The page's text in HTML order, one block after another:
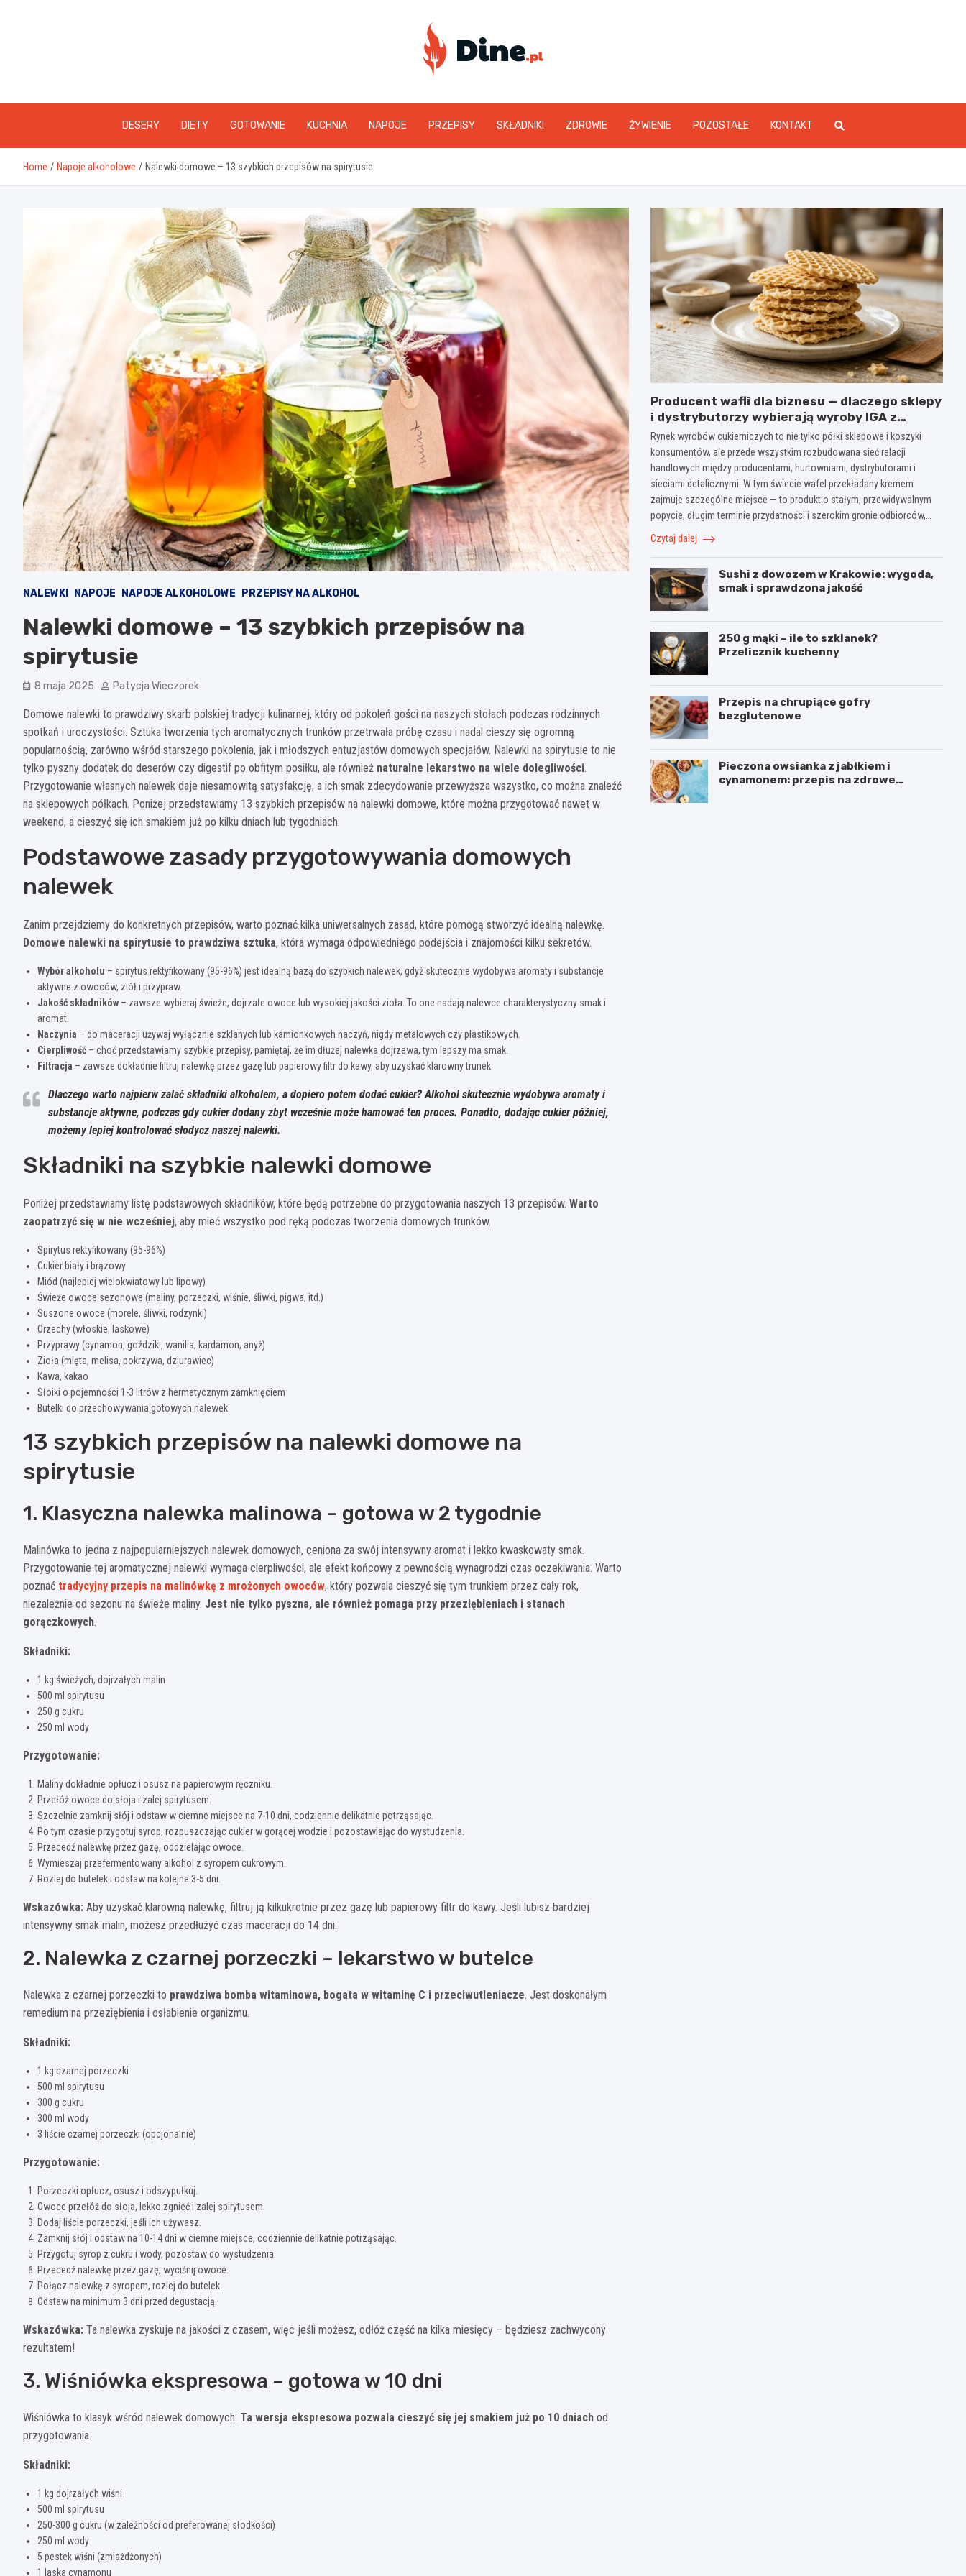
www.dine.pl
DESERY DIETY GOTOWANIE KUCHNIA NAPOJE PRZEPISY SKŁADNIKI ZDROWIE ŻYWIENIE POZOSTAŁE KONTAKT
Home Napoje alkoholowe Nalewki domowe – 13 szybkich przepisów na spirytusie
NALEWKI NAPOJE NAPOJE ALKOHOLOWE PRZEPISY NA ALKOHOL
Nalewki domowe – 13 szybkich przepisów na
spirytusie
8 maja 2025 Patycja Wieczorek
Domowe nalewki to prawdziwy skarb polskiej tradycji kulinarnej, który od pokoleń gości na naszych stołach podczas rodzinnych
spotkań i uroczystości. Sztuka tworzenia tych aromatycznych trunków przetrwała próbę czasu i nadal cieszy się ogromną
popularnością, zarówno wśród starszego pokolenia, jak i młodszych entuzjastów domowych specjałów. Nalewki na spirytusie to nie
tylko pyszny dodatek do deserów czy digestif po obfitym posiłku, ale również naturalne lekarstwo na wiele dolegliwości.
Przygotowanie własnych nalewek daje niesamowitą satysfakcję, a ich smak zdecydowanie przewyższa wszystko, co można znaleźć
na sklepowych półkach. Poniżej przedstawiamy 13 szybkich przepisów na nalewki domowe, które można przygotować nawet w
weekend, a cieszyć się ich smakiem już po kilku dniach lub tygodniach.
Podstawowe zasady przygotowywania domowych
nalewek
Zanim przejdziemy do konkretnych przepisów, warto poznać kilka uniwersalnych zasad, które pomogą stworzyć idealną nalewkę.
Domowe nalewki na spirytusie to prawdziwa sztuka, która wymaga odpowiedniego podejścia i znajomości kilku sekretów.
Wybór alkoholu – spirytus rektyfikowany (95-96%) jest idealną bazą do szybkich nalewek, gdyż skutecznie wydobywa aromaty i substancje
aktywne z owoców, ziół i przypraw.
Jakość składników – zawsze wybieraj świeże, dojrzałe owoce lub wysokiej jakości zioła. To one nadają nalewce charakterystyczny smak i
aromat.
Naczynia – do maceracji używaj wyłącznie szklanych lub kamionkowych naczyń, nigdy metalowych czy plastikowych.
Cierpliwość – choć przedstawiamy szybkie przepisy, pamiętaj, że im dłużej nalewka dojrzewa, tym lepszy ma smak.
Filtracja – zawsze dokładnie filtruj nalewkę przez gazę lub papierowy filtr do kawy, aby uzyskać klarowny trunek.
Dlaczego warto najpierw zalać składniki alkoholem, a dopiero potem dodać cukier? Alkohol skutecznie wydobywa aromaty i
substancje aktywne, podczas gdy cukier dodany zbyt wcześnie może hamować ten proces. Ponadto, dodając cukier później,
możemy lepiej kontrolować słodycz naszej nalewki.
Składniki na szybkie nalewki domowe
Poniżej przedstawiamy listę podstawowych składników, które będą potrzebne do przygotowania naszych 13 przepisów. Warto
zaopatrzyć się w nie wcześniej, aby mieć wszystko pod ręką podczas tworzenia domowych trunków.
Spirytus rektyfikowany (95-96%)
Cukier biały i brązowy
Miód (najlepiej wielokwiatowy lub lipowy)
Świeże owoce sezonowe (maliny, porzeczki, wiśnie, śliwki, pigwa, itd.)
Suszone owoce (morele, śliwki, rodzynki)
Orzechy (włoskie, laskowe)
Przyprawy (cynamon, goździki, wanilia, kardamon, anyż)
Zioła (mięta, melisa, pokrzywa, dziurawiec)
Kawa, kakao
Słoiki o pojemności 1-3 litrów z hermetycznym zamknięciem
Butelki do przechowywania gotowych nalewek
13 szybkich przepisów na nalewki domowe na
spirytusie
1. Klasyczna nalewka malinowa – gotowa w 2 tygodnie
Malinówka to jedna z najpopularniejszych nalewek domowych, ceniona za swój intensywny aromat i lekko kwaskowaty smak.
Przygotowanie tej aromatycznej nalewki wymaga cierpliwości, ale efekt końcowy z pewnością wynagrodzi czas oczekiwania. Warto
poznać tradycyjny przepis na malinówkę z mrożonych owoców, który pozwala cieszyć się tym trunkiem przez cały rok,
niezależnie od sezonu na świeże maliny. Jest nie tylko pyszna, ale również pomaga przy przeziębieniach i stanach
gorączkowych.
Składniki:
1 kg świeżych, dojrzałych malin
500 ml spirytusu
250 g cukru
250 ml wody
Przygotowanie:
Maliny dokładnie opłucz i osusz na papierowym ręczniku.
Przełóż owoce do słoja i zalej spirytusem.
Szczelnie zamknij słój i odstaw w ciemne miejsce na 7-10 dni, codziennie delikatnie potrząsając.
Po tym czasie przygotuj syrop, rozpuszczając cukier w gorącej wodzie i pozostawiając do wystudzenia.
Przecedź nalewkę przez gazę, oddzielając owoce.
Wymieszaj przefermentowany alkohol z syropem cukrowym.
Rozlej do butelek i odstaw na kolejne 3-5 dni.
Wskazówka: Aby uzyskać klarowną nalewkę, filtruj ją kilkukrotnie przez gazę lub papierowy filtr do kawy. Jeśli lubisz bardziej
intensywny smak malin, możesz przedłużyć czas maceracji do 14 dni.
2. Nalewka z czarnej porzeczki – lekarstwo w butelce
Nalewka z czarnej porzeczki to prawdziwa bomba witaminowa, bogata w witaminę C i przeciwutleniacze. Jest doskonałym
remedium na przeziębienia i osłabienie organizmu.
Składniki:
1 kg czarnej porzeczki
500 ml spirytusu
300 g cukru
300 ml wody
3 liście czarnej porzeczki (opcjonalnie)
Przygotowanie:
Porzeczki opłucz, osusz i odszypułkuj.
Owoce przełóż do słoja, lekko zgnieć i zalej spirytusem.
Dodaj liście porzeczki, jeśli ich używasz.
Zamknij słój i odstaw na 10-14 dni w ciemne miejsce, codziennie delikatnie potrząsając.
Przygotuj syrop z cukru i wody, pozostaw do wystudzenia.
Przecedź nalewkę przez gazę, wyciśnij owoce.
Połącz nalewkę z syropem, rozlej do butelek.
Odstaw na minimum 3 dni przed degustacją.
Wskazówka: Ta nalewka zyskuje na jakości z czasem, więc jeśli możesz, odłóż część na kilka miesięcy – będziesz zachwycony
rezultatem!
3. Wiśniówka ekspresowa – gotowa w 10 dni
Wiśniówka to klasyk wśród nalewek domowych. Ta wersja ekspresowa pozwala cieszyć się jej smakiem już po 10 dniach od
przygotowania.
Składniki:
1 kg dojrzałych wiśni
500 ml spirytusu
250-300 g cukru (w zależności od preferowanej słodkości)
250 ml wody
5 pestek wiśni (zmiażdżonych)
1 laska cynamonu
Producent wafli dla biznesu — dlaczego sklepy
i dystrybutorzy wybierają wyroby IGA z
Mogielnicy
Rynek wyrobów cukierniczych to nie tylko półki sklepowe i koszyki
konsumentów, ale przede wszystkim rozbudowana sieć relacji
handlowych między producentami, hurtowniami, dystrybutorami i
sieciami detalicznymi. W tym świecie wafel przekładany kremem
zajmuje szczególne miejsce — to produkt o stałym, przewidywalnym
popycie, długim terminie przydatności i szerokim gronie odbiorców,…
Czytaj dalej
Sushi z dowozem w Krakowie: wygoda,
smak i sprawdzona jakość
250 g mąki – ile to szklanek?
Przelicznik kuchenny
Przepis na chrupiące gofry
bezglutenowe
Pieczona owsianka z jabłkiem i
cynamonem: przepis na zdrowe